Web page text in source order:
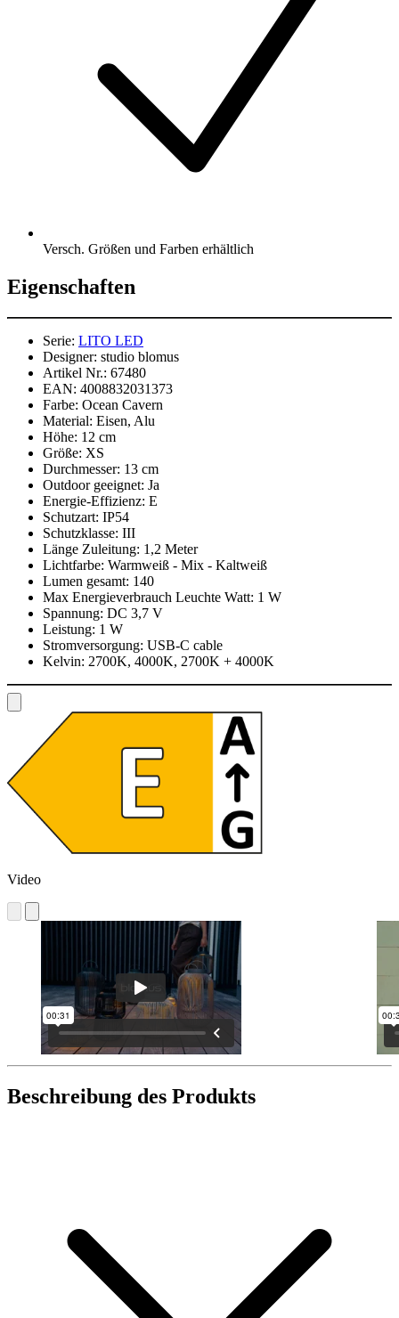
Versch. Größen und Farben erhältlich
Eigenschaften
Serie: LITO LED
Designer: studio blomus
Artikel Nr.: 67480
EAN: 4008832031373
Farbe: Ocean Cavern
Material: Eisen, Alu
Höhe: 12 cm
Größe: XS
Durchmesser: 13 cm
Outdoor geeignet: Ja
Energie-Effizienz: E
Schutzart: IP54
Schutzklasse: III
Länge Zuleitung: 1,2 Meter
Lichtfarbe: Warmweiß - Mix - Kaltweiß
Lumen gesamt: 140
Max Energieverbrauch Leuchte Watt: 1 W
Spannung: DC 3,7 V
Leistung: 1 W
Stromversorgung: USB-C cable
Kelvin: 2700K, 4000K, 2700K + 4000K
Video
Beschreibung des Produkts